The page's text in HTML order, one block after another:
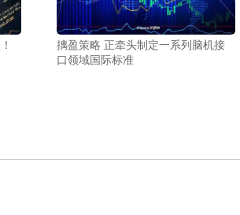
摛盈策略 正牵头制定一系列脑机接
口领域国际标准